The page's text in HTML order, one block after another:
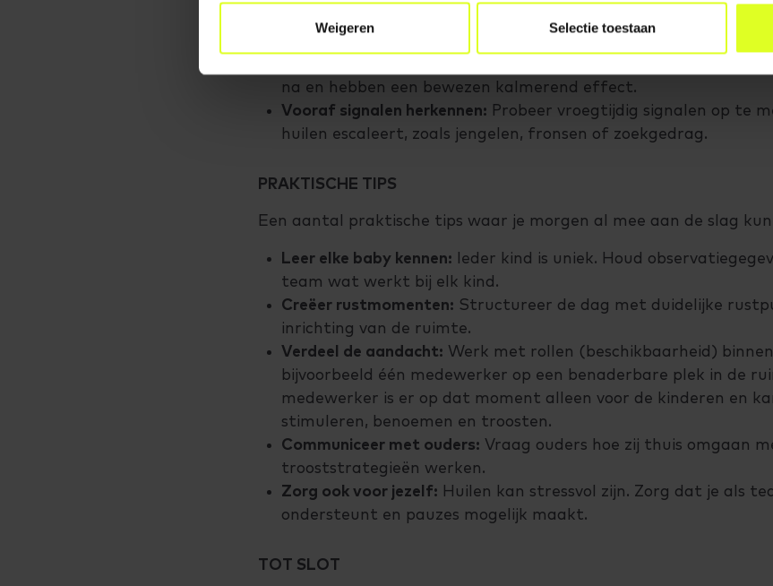
Weigeren Selectie toestaan
Stemgebruik:
na en hebben een bewezen kalmerend effect.
Vooraf signalen herkennen: Probeer vroegtijdig signalen op te
huilen escaleert, zoals jengelen, fronsen of zoekgedrag.
PRAKTISCHE TIPS
Een aantal praktische tips waar je morgen al mee aan de slag
Leer elke baby kennen: Ieder kind is uniek. Houd
team wat werkt bij elk kind.
Creëer rustmomenten: Structureer de dag met duidelijke
inrichting van de ruimte.
Verdeel de aandacht: Werk met rollen (beschikbaarheid)
bijvoorbeeld één medewerker op een benaderbare plek in de
medewerker is er op dat moment alleen voor de kinderen en
stimuleren, benoemen en troosten.
Communiceer met ouders: Vraag ouders hoe zij thuis omgaan
trooststrategieën werken.
Zorg ook voor jezelf: Huilen kan stressvol zijn. Zorg dat je als
ondersteunt en pauzes mogelijk maakt.
TOT SLOT